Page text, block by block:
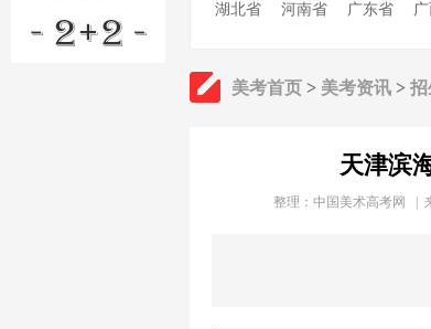
湖北省
河南省 广东省
美考首页 > 美考资讯 > 招
天津滨
整理： 中国美术高考网 |